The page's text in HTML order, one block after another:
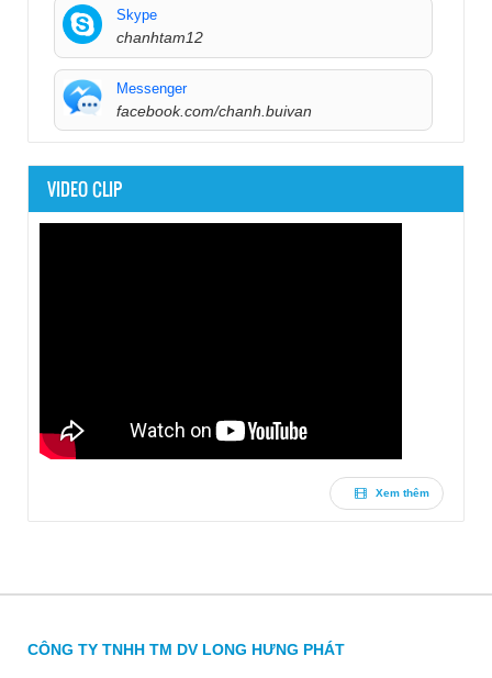
Skype
chanhtam12
Messenger
facebook.com/chanh.buivan
VIDEO CLIP
Xem thêm
CÔNG TY TNHH TM DV LONG HƯNG PHÁT